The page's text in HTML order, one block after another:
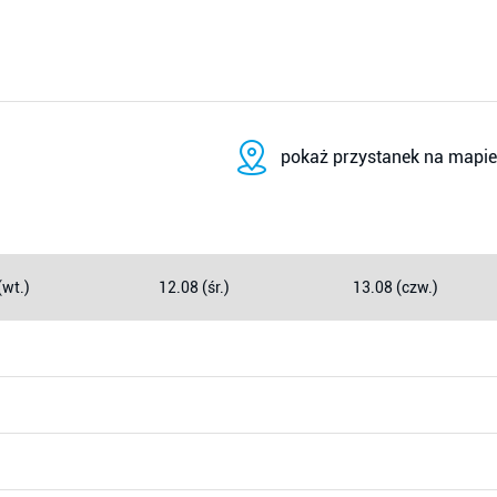
pokaż przystanek na mapie
12.08 (śr.) 13.08 (czw.)